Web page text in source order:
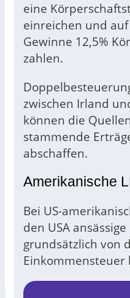
eine
einreichen und
Gewinne 12,5%
zahlen.
zwischen Irland
können die
stammende
abschaffen.
Amerikanische
Bei US-
den USA
grundsätzlich von
Einkommensteuer